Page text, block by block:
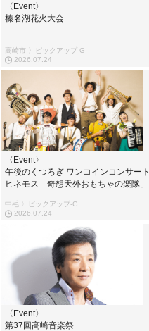
〈Event〉
榛名湖花火大会
高崎市 〉ピックアップ-G
2026.07.24
〈Event〉
午後のくつろぎ ワンコインコンサート
ヒネモス「奇想天外おもちゃの楽隊」
中毛 〉ピックアップ-G
2026.07.24
〈Event〉
第37回高崎音楽祭